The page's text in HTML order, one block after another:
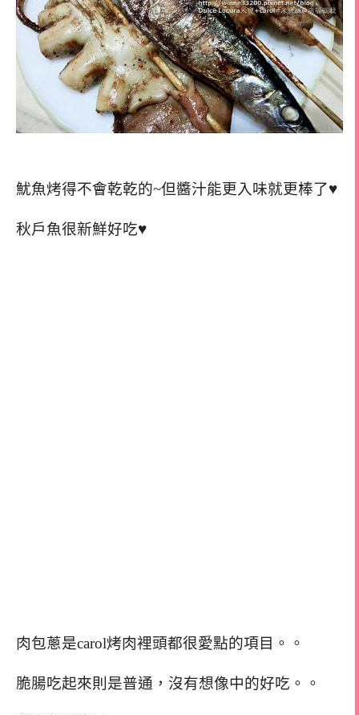
魷魚烤得不會乾乾的~但醬汁能更入味就更棒了♥
秋戶魚很新鮮好吃♥
肉包蔥是carol烤肉裡頭都很愛點的項目。。
脆腸吃起來則是普通，沒有想像中的好吃。。